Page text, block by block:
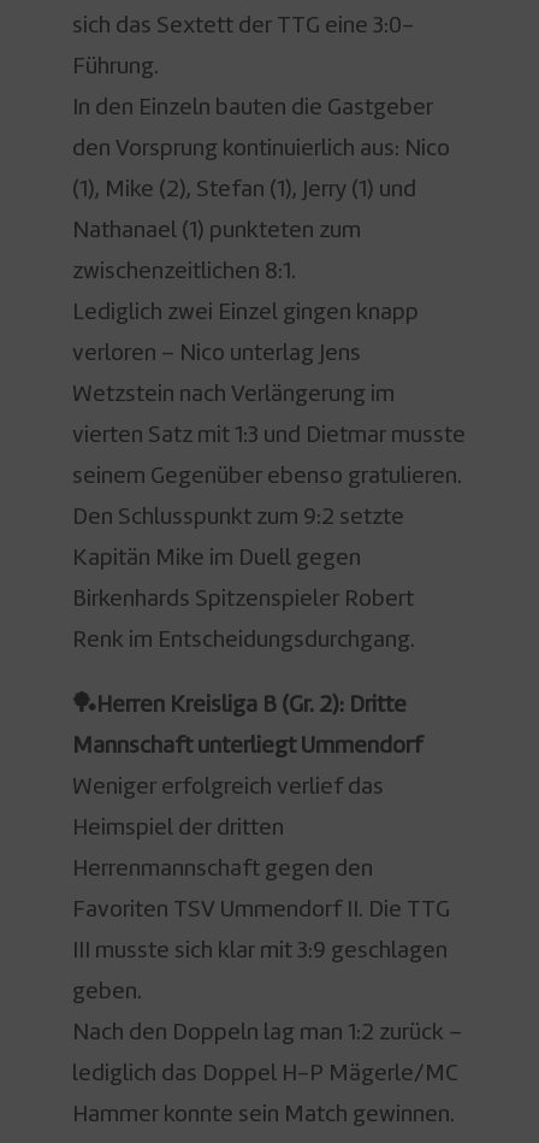
sich das Sextett der TTG eine 3:0-
Führung.
In den Einzeln bauten die Gastgeber
den Vorsprung kontinuierlich aus: Nico
(1), Mike (2), Stefan (1), Jerry (1) und
Nathanael (1) punkteten zum
zwischenzeitlichen 8:1.
Lediglich zwei Einzel gingen knapp
verloren – Nico unterlag Jens
Wetzstein nach Verlängerung im
vierten Satz mit 1:3 und Dietmar musste
seinem Gegenüber ebenso gratulieren.
Den Schlusspunkt zum 9:2 setzte
Kapitän Mike im Duell gegen
Birkenhards Spitzenspieler Robert
Renk im Entscheidungsdurchgang.
🏓Herren Kreisliga B (Gr. 2): Dritte
Mannschaft unterliegt Ummendorf
Weniger erfolgreich verlief das
Heimspiel der dritten
Herrenmannschaft gegen den
Favoriten TSV Ummendorf II. Die TTG
III musste sich klar mit 3:9 geschlagen
geben.
Nach den Doppeln lag man 1:2 zurück –
lediglich das Doppel H-P Mägerle/MC
Hammer konnte sein Match gewinnen.